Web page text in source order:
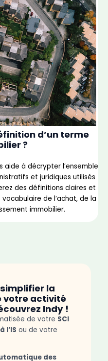
d’un terme
?
aide à décrypter l’ensemble
et juridiques utilisés
des définitions claires et
de l’achat, de la
immobilier.
la
votre activité
Indy !​
de votre SCI
l’IS ou de votre
des